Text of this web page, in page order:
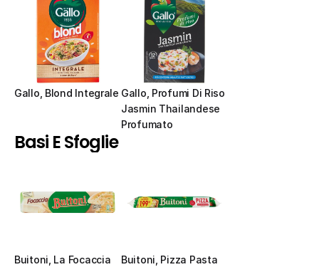
Gallo, Blond Integrale Gallo, Profumi Di Riso
Jasmin Thailandese
Profumato
Basi E Sfoglie
Buitoni, La Focaccia
Buitoni, Pizza Pasta